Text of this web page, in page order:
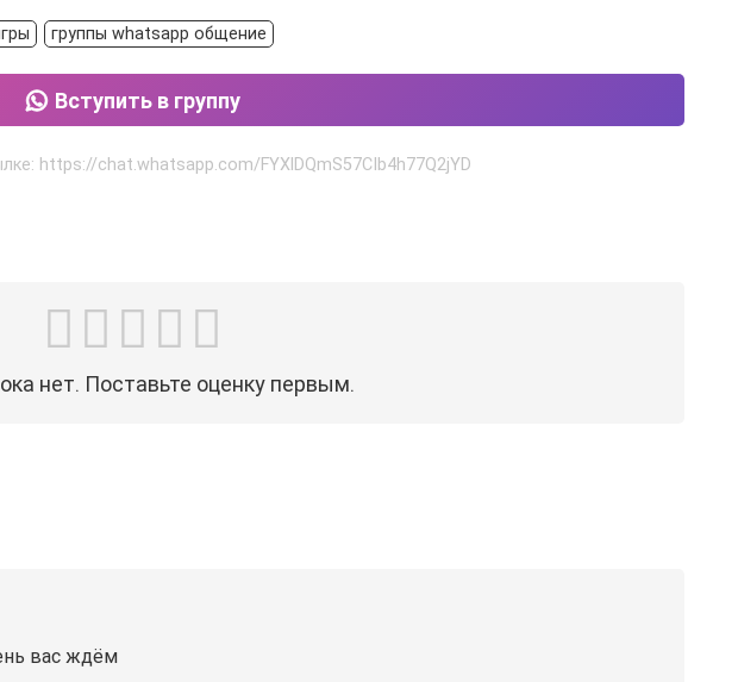
группы whatsapp общение
Вступить в группу
https://chat.whatsapp.com/FYXlDQmS57CIb4h77Q2jYD
нет. Поставьте оценку первым.
вас ждём